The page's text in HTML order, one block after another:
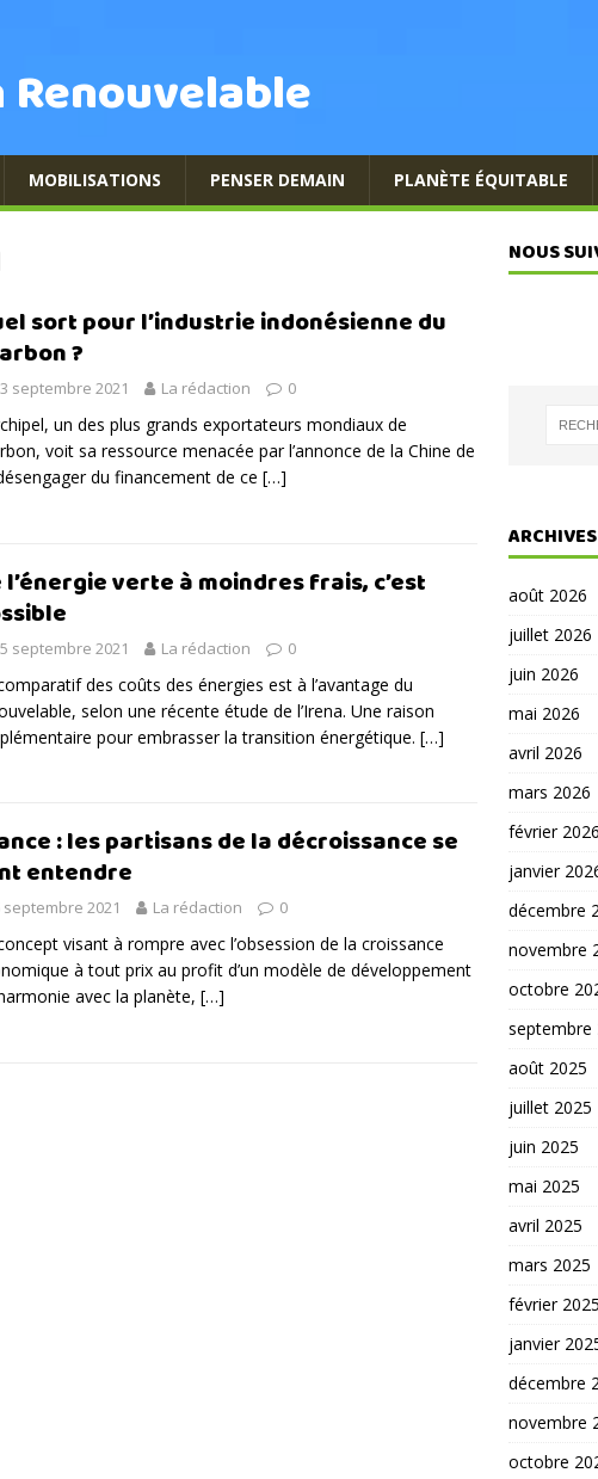
MOBILISATIONS PENSER DEMAIN PLANÈTE ÉQUITABLE
sort pour l’industrie indonésienne du
?
septembre 2021 La rédaction 0
un des plus grands exportateurs mondiaux de
voit sa ressource menacée par l’annonce de la Chine de
du financement de ce […]
l’énergie verte à moindres frais, c’est
septembre 2021 La rédaction 0
des coûts des énergies est à l’avantage du
selon une récente étude de l’Irena. Une raison
pour embrasser la transition énergétique. […]
: les partisans de la décroissance se
entendre
septembre 2021 La rédaction 0
visant à rompre avec l’obsession de la croissance
à tout prix au profit d’un modèle de développement
avec la planète, […]
NOUS
ARCHIVES
août 2026
juillet 2026
juin 2026
mai 2026
avril 2026
mars 2026
février 2026
janvier
décembre
novembre
octobre
septembre
août 2025
juillet 2025
juin 2025
mai 2025
avril 2025
mars 2025
février 2025
janvier
décembre
novembre
octobre